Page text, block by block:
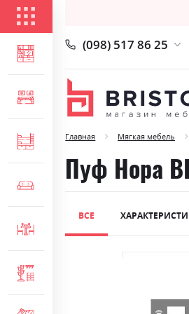
ГОСТИНАЯ
СПАЛЬНЯ
ДЕТСКАЯ
МЯГКАЯ МЕБЕЛЬ
(098) 517 86 25
Главная Мягкая мебель
Пуф Нора
ВСЕ